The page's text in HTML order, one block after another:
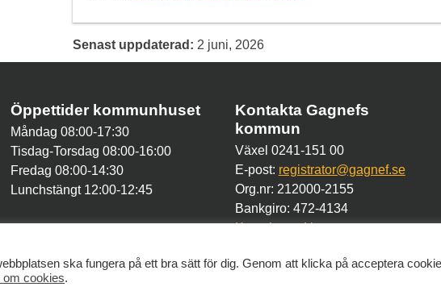
Senast uppdaterad: 2 juni, 2026
Öppettider kommunhuset
Måndag 08:00-17:30
Tisdag-Torsdag 08:00-16:00
Fredag 08:00-14:30
Lunchstängt 12:00-12:45
Kontakta Gagnefs
kommun
Växel 0241-151 00
E-post: registrator@gagnef.se
Org.nr: 212000-2155
Bankgiro: 472-4134
Kontakt med kommunen
ska fungera på ett bra sätt för dig. Genom att klicka på acceptera
om cookies.